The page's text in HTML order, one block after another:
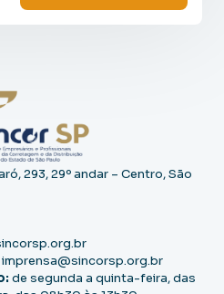
293, 29º andar – Centro, São
imprensa@sincorsp.org.br
de segunda a quinta-feira, das